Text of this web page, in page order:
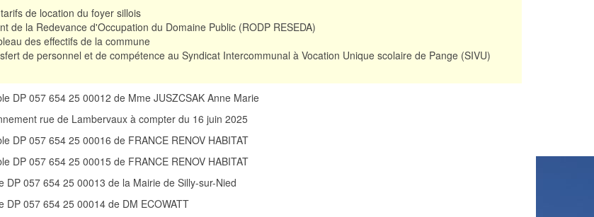
de location du foyer sillois
de la Redevance d'Occupation du Domaine Public (RODP RESEDA)
des effectifs de la commune
de personnel et de compétence au Syndicat Intercommunal à Vocation Unique scolaire de Pange (SIVU)
DP 057 654 25 00012 de Mme JUSZCSAK Anne Marie
rue de Lambervaux à compter du 16 juin 2025
DP 057 654 25 00016 de FRANCE RENOV HABITAT
DP 057 654 25 00015 de FRANCE RENOV HABITAT
DP 057 654 25 00013 de la Mairie de Silly-sur-Nied
057 654 25 00014 de DM ECOWATT